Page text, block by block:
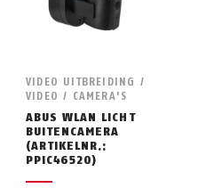
VIDEO UITBREIDING /
VIDEO / CAMERA'S
ABUS WLAN LICHT
BUITENCAMERA
(ARTIKELNR.:
PPIC46520)